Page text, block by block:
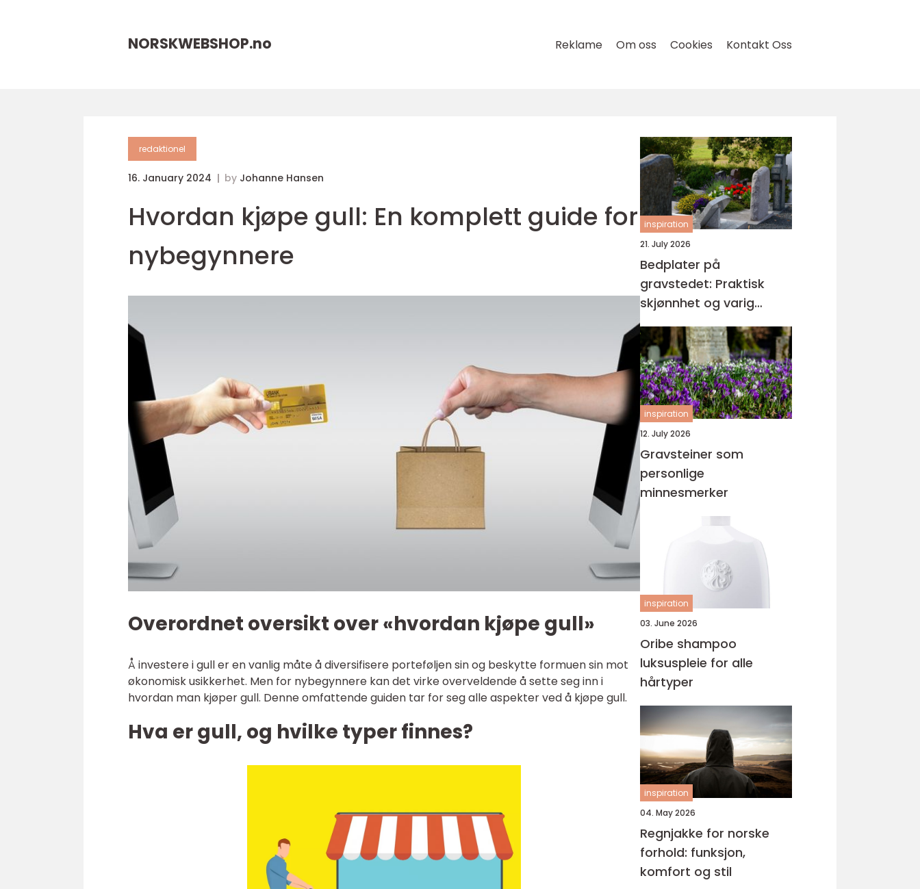
NORSKWEBSHOP.no Reklame Om oss Cookies Kontakt Oss
redaktionel
16. January 2024 by Johanne Hansen
Hvordan kjøpe gull: En komplett guide for
nybegynnere
Overordnet oversikt over «hvordan kjøpe gull»
Å investere i gull er en vanlig måte å diversifisere porteføljen sin og beskytte formuen sin mot
økonomisk usikkerhet. Men for nybegynnere kan det virke overveldende å sette seg inn i
hvordan man kjøper gull. Denne omfattende guiden tar for seg alle aspekter ved å kjøpe gull.
Hva er gull, og hvilke typer finnes?
inspiration
21. July 2026
Bedplater på
gravstedet: Praktisk
skjønnhet og varig
orden
inspiration
12. July 2026
Gravsteiner som
personlige
minnesmerker
inspiration
03. June 2026
Oribe shampoo
luksuspleie for alle
hårtyper
inspiration
04. May 2026
Regnjakke for norske
forhold: funksjon,
komfort og stil